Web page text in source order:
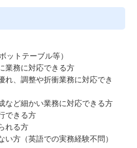
ットテーブル等）
業務に対応できる方
れ、調整や折衝業務に対応でき
など細かい業務に対応できる方
できる方
れる方
い方（英語での実務経験不問）